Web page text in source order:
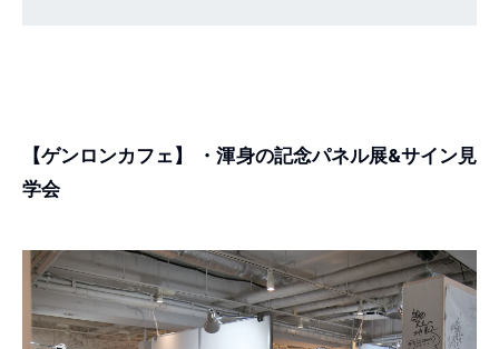
【ゲンロンカフェ】
・渾身の記念パネル展&サイン見
学会